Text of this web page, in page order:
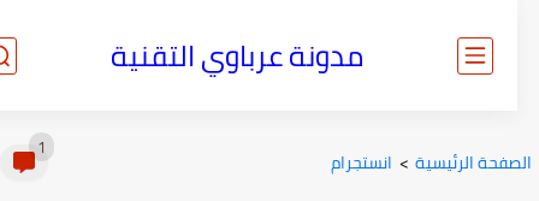
مدونة عرباوي التقنية
الرئيسية> انستجرام